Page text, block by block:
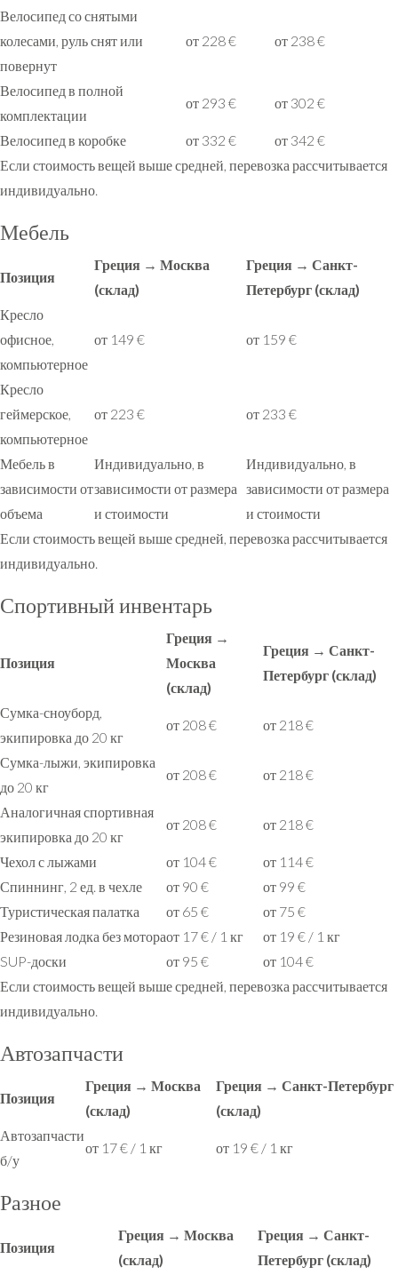
Велосипед со снятыми
колесами, руль снят или
повернут
от 228 € от 238 €
Велосипед в полной
комплектации
от 293 € от 302 €
Велосипед в коробке от 332 €
от 342 €
Если стоимость вещей выше средней, перевозка рассчитывается
индивидуально.
Мебель
Позиция
Греция → Москва
(склад)
Греция → Санкт-
Петербург (склад)
Кресло
офисное,
компьютерное
от 149 € от 159 €
Кресло
геймерское,
компьютерное
от 223 € от 233 €
Мебель в
зависимости от
объема
Индивидуально, в
зависимости от размера
и стоимости
Индивидуально, в
зависимости от размера
и стоимости
Если стоимость вещей выше средней, перевозка рассчитывается
индивидуально.
Спортивный инвентарь
Позиция
Греция →
Москва
(склад)
Греция → Санкт-
Петербург (склад)
Сумка-сноуборд,
экипировка до 20 кг
от 208 € от 218 €
Сумка-лыжи, экипировка
до 20 кг
от 208 € от 218 €
Аналогичная спортивная
экипировка до 20 кг
от 208 € от 218 €
Чехол с лыжами от 104 €
от 114 €
Спиннинг, 2 ед. в чехле
от 90 €
от 99 €
Туристическая палатка
от 65 €
от 75 €
Резиновая лодка без мотораот 17 € / 1 кг
от 19 € / 1 кг
SUP-доски
от 95 €
от 104 €
Если стоимость вещей выше средней, перевозка рассчитывается
индивидуально.
Автозапчасти
Позиция
Греция → Москва
(склад)
Греция → Санкт-Петербург
(склад)
Автозапчасти
б/у
от 17 € / 1 кг от 19 € / 1 кг
Разное
Позиция
Греция → Москва
(склад)
Греция → Санкт-
Петербург (склад)